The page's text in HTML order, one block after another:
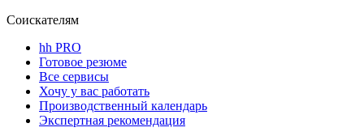
Соискателям
hh PRO
Готовое резюме
Все сервисы
Хочу у вас работать
Производственный календарь
Экспертная рекомендация